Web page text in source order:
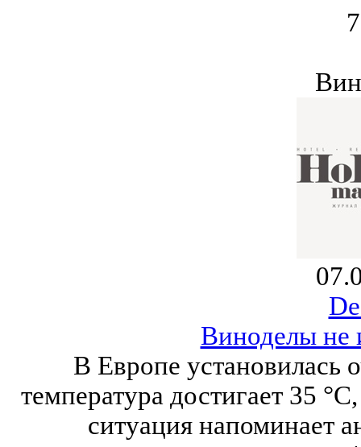
Виноделы не
В Европе установилась
температура достигает 35
ситуация напоминает